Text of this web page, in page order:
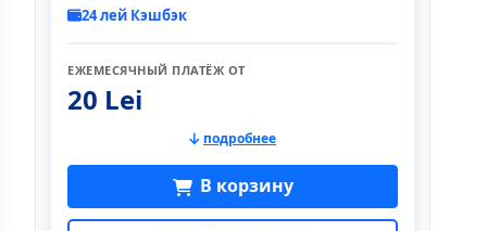
24 лей Кэшбэк
ЕЖЕМЕСЯЧНЫЙ ПЛАТЁЖ ОТ
20 Lei
подробнее
В корзину